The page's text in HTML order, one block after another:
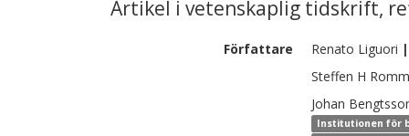
Artikel i vetenskaplig tidskrift,
Författare Renato Liguori |
Steffen H
Johan
Institutionen för